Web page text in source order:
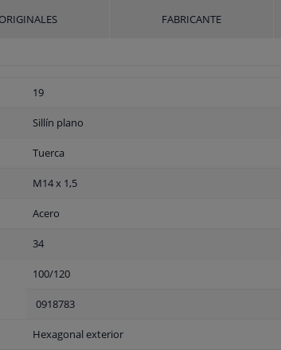
FABRICANTE
19
Sillín plano
Tuerca
M14 x 1,5
Acero
34
100/120
0918783
Hexagonal exterior